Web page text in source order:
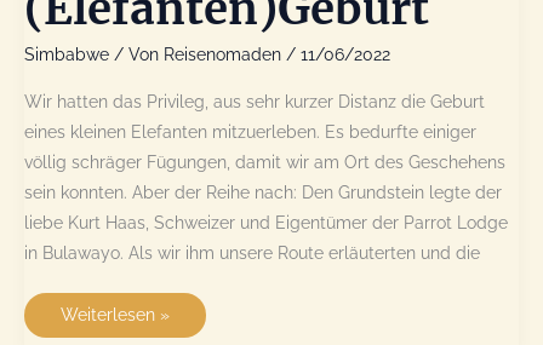
Simbabwe / Von Reisenomaden / 11/06/2022
Wir hatten das Privileg, aus sehr kurzer Distanz die Geburt
eines kleinen Elefanten mitzuerleben. Es bedurfte einiger
völlig schräger Fügungen, damit wir am Ort des Geschehens
sein konnten. Aber der Reihe nach: Den Grundstein legte der
liebe Kurt Haas, Schweizer und Eigentümer der Parrot Lodge
in Bulawayo. Als wir ihm unsere Route erläuterten und die
Das
Weiterlesen »